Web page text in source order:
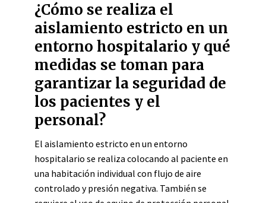
¿Cómo se realiza el
aislamiento estricto en un
entorno hospitalario y qué
medidas se toman para
garantizar la seguridad de
los pacientes y el
personal?
El aislamiento estricto en un entorno
hospitalario se realiza colocando al paciente en
una habitación individual con flujo de aire
controlado y presión negativa. También se